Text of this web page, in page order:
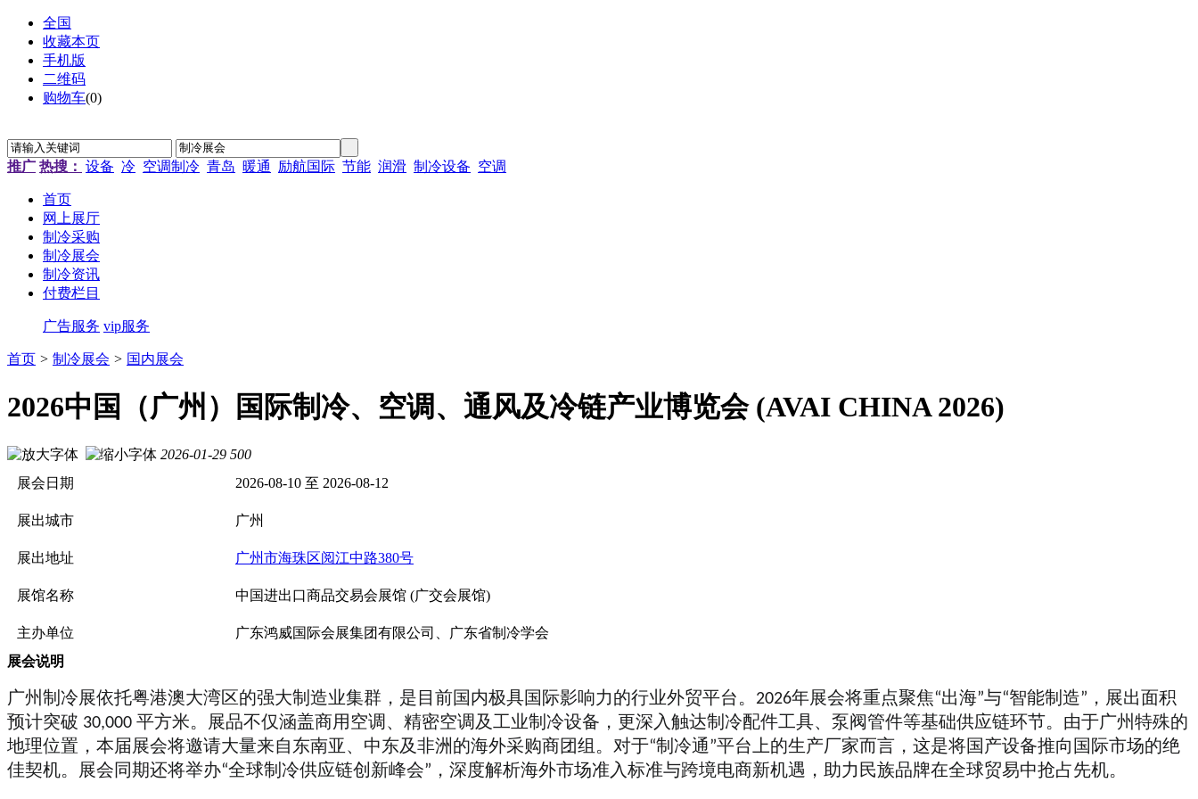
全国
收藏本页
手机版
二维码
购物车(0)
推广 热搜： 设备 冷 空调制冷 青岛 暖通 励航国际 节能 润滑 制冷设备 空调
首页
网上展厅
制冷采购
制冷展会
制冷资讯
付费栏目
广告服务 vip服务
首页 > 制冷展会 > 国内展会
2026中国（广州）国际制冷、空调、通风及冷链产业博览会 (AVAI CHINA 2026)
2026-01-29 500
展会日期
2026-08-10 至 2026-08-12
展出城市 广州
展出地址 广州市海珠区阅江中路380号
展馆名称 中国进出口商品交易会展馆 (广交会展馆)
主办单位
广东鸿威国际会展集团有限公司、广东省制冷学会
展会说明
广州制冷展依托粤港澳大湾区的强大制造业集群，是目前国内极具国际影响力的行业外贸平台。 2026年展会将重点聚焦“出海”与“智能制造”，展出面积
预计突破 30,000 平方米。展品不仅涵盖商用空调、精密空调及工业制冷设备，更深入触达制冷配件工具、泵阀管件等基础供应链环节。由于广州特殊的
地理位置，本届展会将邀请大量来自东南亚、中东及非洲的海外采购商团组。对于“制冷通”平台上的生产厂家而言，这是将国产设备推向国际市场的绝
佳契机。展会同期还将举办“全球制冷供应链创新峰会”，深度解析海外市场准入标准与跨境电商新机遇，助力民族品牌在全球贸易中抢占先机。